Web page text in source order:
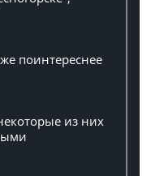
поинтереснее
из них